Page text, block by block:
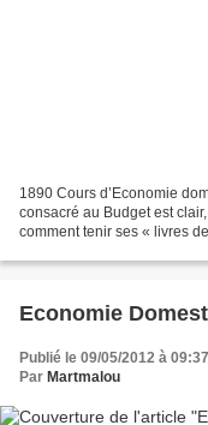
1890 Cours d’Economie
consacré au Budget est
comment tenir ses « livres
Economie
Publié le 09/05/2012 à 09:37
Par Martmalou